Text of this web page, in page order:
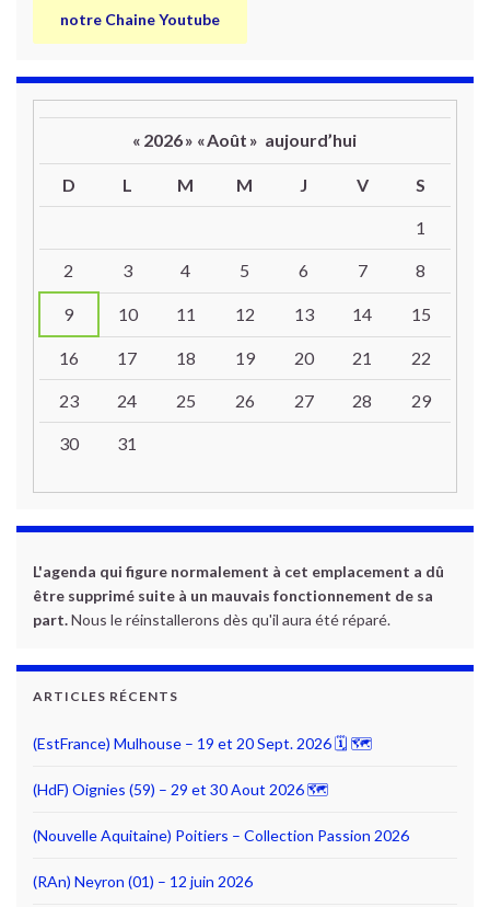
notre Chaine Youtube
« 2026» «Août » aujourd’hui
D L M M J V S
1
2 3 4 5 6 7 8
9 10 11 12 13 14 15
16 17 18 19 20 21 22
23 24 25 26 27 28 29
30 31
L'agenda qui figure normalement à cet emplacement a dû
être supprimé suite à un mauvais fonctionnement de sa
part.Nous le réinstallerons dès qu'il aura été réparé.
ARTICLES RÉCENTS
(EstFrance) Mulhouse – 19 et 20 Sept. 2026 🗓 🗺
(HdF) Oignies (59) – 29 et 30 Aout 2026 🗺
(Nouvelle Aquitaine) Poitiers – Collection Passion 2026
(RAn) Neyron (01) – 12 juin 2026